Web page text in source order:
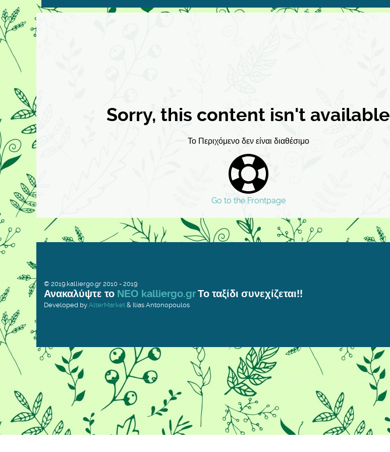
Sorry, this content isn't available
Το Περιχόμενο δεν είναι διαθέσιμο
Go to the Frontpage
© 2019.kalliergo.gr 2010 - 2019
Ανακαλύψτε το ΝΕΟ kalliergo.grΤο ταξίδι συνεχίζεται!!
Developed by AlterMarket & Ilias Antonopoulos